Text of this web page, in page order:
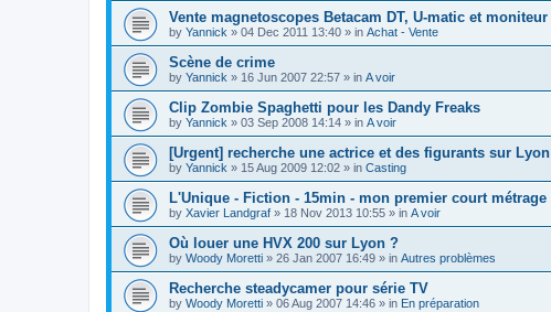
Vente magnetoscopes Betacam DT, U-matic et moniteur
by Yannick » 04 Dec 2011 13:40 » in Achat - Vente
Scène de crime
by Yannick » 16 Jun 2007 22:57 » in A voir
Clip Zombie Spaghetti pour les Dandy Freaks
by Yannick » 03 Sep 2008 14:14 » in A voir
[Urgent] recherche une actrice et des figurants sur Lyon
by Yannick » 15 Aug 2009 12:02 » in Casting
L'Unique - Fiction - 15min - mon premier court métrage
by Xavier Landgraf » 18 Nov 2013 10:55 » in A voir
Où louer une HVX 200 sur Lyon ?
by Woody Moretti » 26 Jan 2007 16:49 » in Autres problèmes
Recherche steadycamer pour série TV
by Woody Moretti » 06 Aug 2007 14:46 » in En préparation